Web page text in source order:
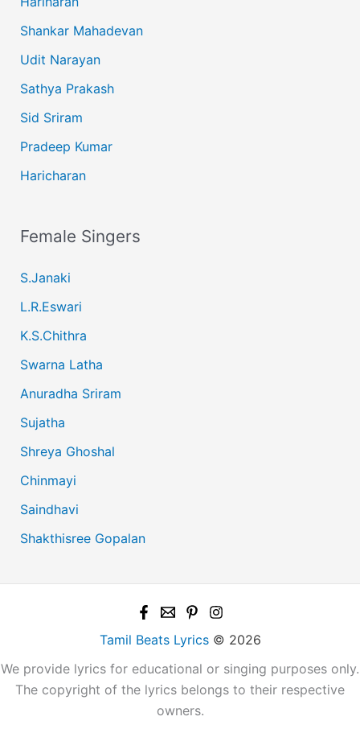
Shankar Mahadevan
Udit Narayan
Sathya Prakash
Sid Sriram
Pradeep Kumar
Haricharan
Female Singers
S.Janaki
L.R.Eswari
K.S.Chithra
Swarna Latha
Anuradha Sriram
Sujatha
Shreya Ghoshal
Chinmayi
Saindhavi
Shakthisree Gopalan
Tamil Beats Lyrics© 2026
We provide lyrics for educational or singing purposes only.
The copyright of the lyrics belongs to their respective
owners.